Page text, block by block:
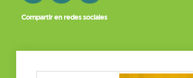
Compartir en redes sociales